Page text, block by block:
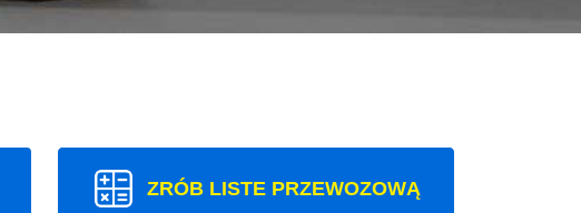
ZRÓB LISTE PRZEWOZOWĄ